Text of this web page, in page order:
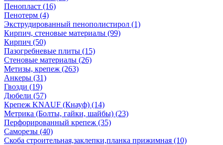
Пенопласт (16)
Пенотерм (4)
Экструдированный пенополистирол (1)
Кирпич, стеновые материалы (99)
Кирпич (50)
Пазогребневые плиты (15)
Стеновые материалы (26)
Метизы, крепеж (263)
Анкеры (31)
Гвозди (19)
Дюбели (57)
Крепеж KNAUF (Кнауф) (14)
Метрика (Болты, гайки, шайбы) (23)
Перфорированный крепеж (35)
Саморезы (40)
Скоба строительная,заклепки,планка прижимная (10)